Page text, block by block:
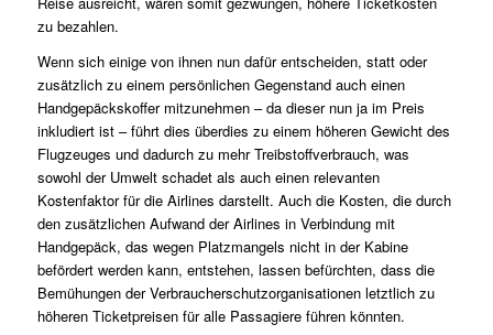
zu bezahlen.
Wenn sich einige von ihnen nun dafür entscheiden, statt oder
zusätzlich zu einem persönlichen Gegenstand auch einen
Handgepäckskoffer mitzunehmen – da dieser nun ja im Preis
inkludiert ist – führt dies überdies zu einem höheren Gewicht des
Flugzeuges und dadurch zu mehr Treibstoffverbrauch, was
sowohl der Umwelt schadet als auch einen relevanten
Kostenfaktor für die Airlines darstellt. Auch die Kosten, die durch
den zusätzlichen Aufwand der Airlines in Verbindung mit
Handgepäck, das wegen Platzmangels nicht in der Kabine
befördert werden kann, entstehen, lassen befürchten, dass die
Bemühungen der Verbraucherschutzorganisationen letztlich zu
höheren Ticketpreisen für alle Passagiere führen könnten.